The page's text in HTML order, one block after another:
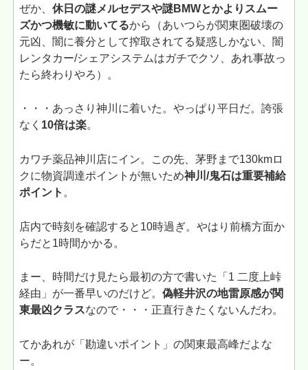
ぜか、休日の謎メルセデスや謎BMWとかよりスムー
ズかつ機敏に動いてるから（あいつらが関東圏破壊の
元凶、闇に養分として搾取されてる疑惑しかない、闇
レンタカー/シェアシステムはガチでクソ、あれ事故っ
たら終わりやろ）。
・・・あっさり神川に着いた。やっぱり平日だ。誇張
なく 10倍は楽。
カワチ薬品神川店にイン。この先、茅野まで130kmロ
クに物資調達ポイントが無いため神川/鬼石は重要補給
ポイント 。
店内で時刻を確認すると10時過ぎ。やはり前橋方面か
らだと1時間かかる。
まー、時間だけ見たら最初の方で書いた「1 二度上峠
経由」が一番早いのだけど。偽軽井沢の地雷原感が関
東最凶クラスなので・・・正直行きたくないんだわ。
てかあれが「勘違いポイント」の関東最高峰だよな
ー。